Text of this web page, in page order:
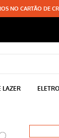
NO CARTÃO DE
LAZER